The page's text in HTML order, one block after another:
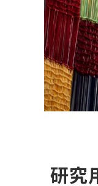
研究